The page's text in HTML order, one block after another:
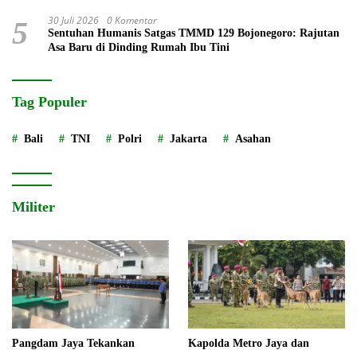
5 30 Juli 2026 0 Komentar
Sentuhan Humanis Satgas TMMD 129 Bojonegoro: Rajutan
Asa Baru di Dinding Rumah Ibu Tini
Tag Populer
Bali TNI Polri Jakarta Asahan
Militer
Pangdam Jaya Tekankan
Kapolda Metro Jaya dan